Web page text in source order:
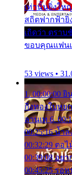
เท่านั้นยิ่งให
สถิตฟากฟ้ายิ่
เถิดว่า ตรา
ขอบคุณแฟนเ
53 views •
1. 00:00:00
กิ่งทองใบหย
ลานเท 6.
00:25:16 น้ำ
00:32:29 ตอ
00:39:08 อย
00:45:25 รอ